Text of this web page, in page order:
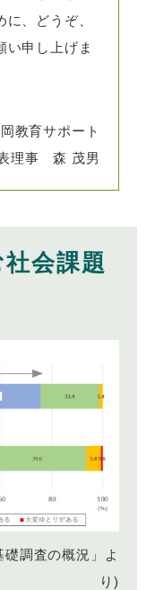
、 どうぞ、
い申し上げま
教育サポート
理事 森 茂男
会課題
調査の概況」よ
り)